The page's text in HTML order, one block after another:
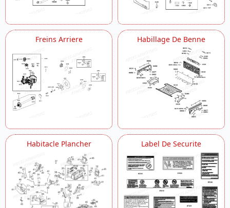
Freins Arriere Habillage De Benne
Habitacle Plancher Label De Securite